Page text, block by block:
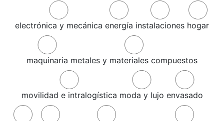
electrónica y mecánica energía instalaciones hogar
maquinaria metales y materiales compuestos
movilidad e intralogística moda y lujo envasado